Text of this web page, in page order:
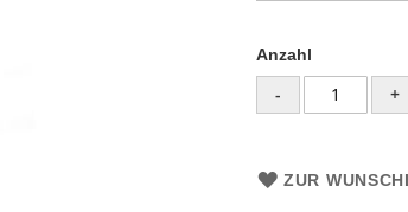
Anzahl
- +
ZUR